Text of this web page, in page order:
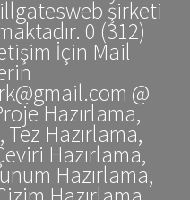
şirketi
0 (312)
İçin Mail
@
Hazırlama,
Hazırlama,
Hazırlama,
Hazırlama,